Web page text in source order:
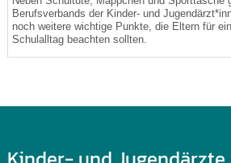
Berufsverbands der Kinder- und
noch weitere wichtige Punkte, die Eltern für
Schulalltag beachten sollten.